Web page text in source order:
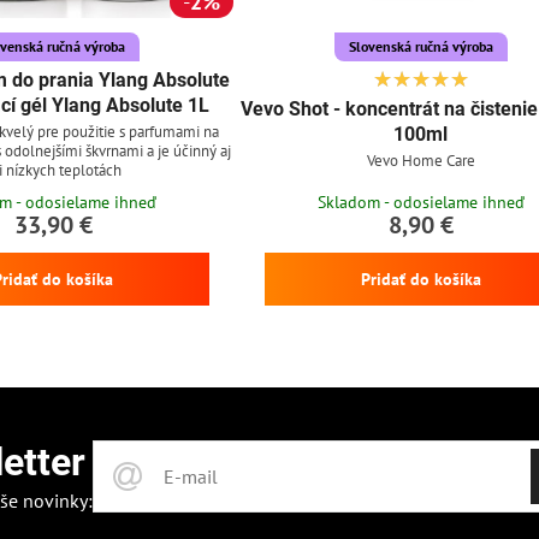
ručná výroba
do prania Ylang Absolute
gél Ylang Absolute 1L
pre použitie s parfumami na
odolnejšími škvrnami a je účinný aj
nízkych teplotách
- odosielame ihneď
33,90 €
do košíka
Slovenská ručná výroba
Vevo Shot - koncentrát na
100ml
Vevo Home Care
Skladom - odosielame ihneď
8,90 €
Pridať do košíka
novinky: